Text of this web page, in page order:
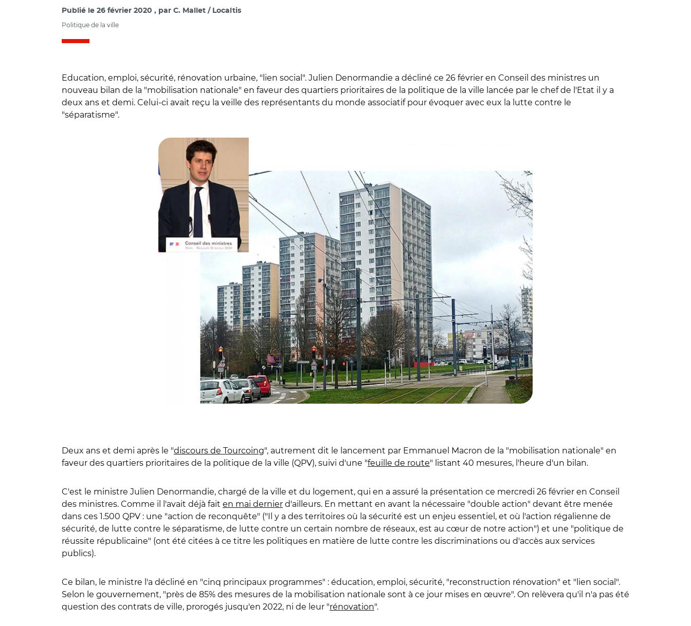
Publié le 26 février 2020 par C. Mallet / Localtis
Politique de la ville
Education, emploi, sécurité, rénovation urbaine, "lien social". Julien Denormandie a décliné ce 26 février en Conseil des ministres un
nouveau bilan de la "mobilisation nationale" en faveur des quartiers prioritaires de la politique de la ville lancée par le chef de l'Etat il y a
deux ans et demi. Celui-ci avait reçu la veille des représentants du monde associatif pour évoquer avec eux la lutte contre le
"séparatisme".
Deux ans et demi après le "discours de Tourcoing", autrement dit le lancement par Emmanuel Macron de la "mobilisation nationale" en
faveur des quartiers prioritaires de la politique de la ville (QPV), suivi d'une "feuille de route" listant 40 mesures, l'heure d'un bilan.
C'est le ministre Julien Denormandie, chargé de la ville et du logement, qui en a assuré la présentation ce mercredi 26 février en Conseil
des ministres. Comme il l'avait déjà fait en mai dernier d'ailleurs. En mettant en avant la nécessaire "double action" devant être menée
dans ces 1.500 QPV : une "action de reconquête" ("Il y a des territoires où la sécurité est un enjeu essentiel, et où l'action régalienne de
sécurité, de lutte contre le séparatisme, de lutte contre un certain nombre de réseaux, est au cœur de notre action") et une "politique de
réussite républicaine" (ont été citées à ce titre les politiques en matière de lutte contre les discriminations ou d'accès aux services
publics).
Ce bilan, le ministre l'a décliné en "cinq principaux programmes" : éducation, emploi, sécurité, "reconstruction rénovation" et "lien social".
Selon le gouvernement, "près de 85% des mesures de la mobilisation nationale sont à ce jour mises en œuvre". On relèvera qu'il n'a pas été
question des contrats de ville, prorogés jusqu'en 2022, ni de leur "rénovation".